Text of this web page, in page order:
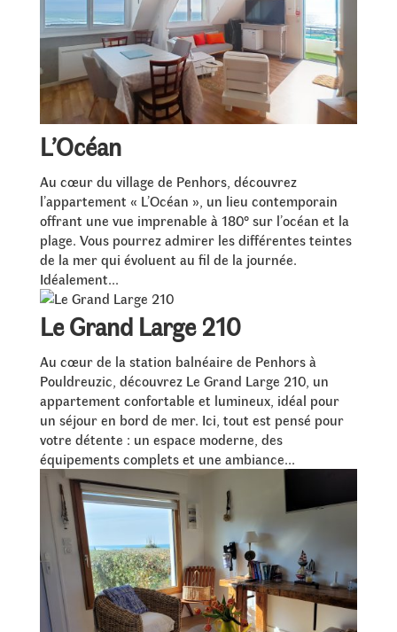
L’Océan
Au cœur du village de Penhors, découvrez
l’appartement « L’Océan », un lieu contemporain
offrant une vue imprenable à 180° sur l’océan et la
plage. Vous pourrez admirer les différentes teintes
de la mer qui évoluent au fil de la journée.
Idéalement...
Le Grand Large 210
Au cœur de la station balnéaire de Penhors à
Pouldreuzic, découvrez Le Grand Large 210, un
appartement confortable et lumineux, idéal pour
un séjour en bord de mer. Ici, tout est pensé pour
votre détente : un espace moderne, des
équipements complets et une ambiance...